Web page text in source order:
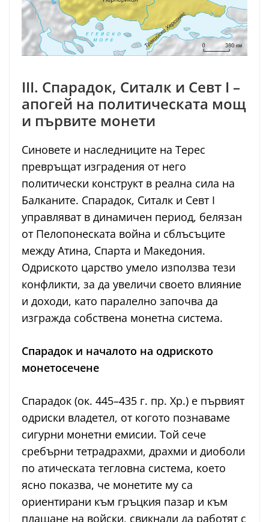
III. Спарадок, Ситалк и Севт I –
апогей на политическата мощ
и първите монети
Синовете и наследниците на Терес
превръщат изградения от него
политически конструкт в реална сила на
Балканите. Спарадок, Ситалк и Севт I
управляват в динамичен период, белязан
от Пелопонеската война и сблъсъците
между Атина, Спарта и Македония.
Одриското царство умело използва тези
конфликти, за да увеличи своето влияние
и доходи, като паралелно започва да
изгражда собствена монетна система.
Спарадок и началото на одриското
монетосечене
Спарадок (ок. 445–435 г. пр. Хр.) е първият
одриски владетел, от когото познаваме
сигурни монетни емисии. Той сече
сребърни тетрадрахми, драхми и диоболи
по атическата тегловна система, което
ясно показва, че монетите му са
ориентирани към гръцкия пазар и към
плащане на войски, свикнали да работят с